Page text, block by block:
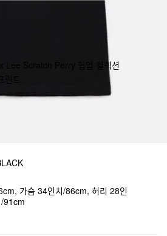
Lee Scratch Perry 협업 컬렉션
트
가슴 34인치/86cm, 허리 28인
91cm